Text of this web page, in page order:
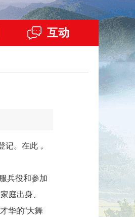
互动
。在此，
兵役和参加
庭出身、
华的“大舞